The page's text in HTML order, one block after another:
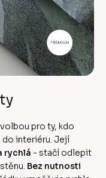
pro ty, kdo
do interiéru. Její
rychlá - stačí odlepit
Bez nutnosti